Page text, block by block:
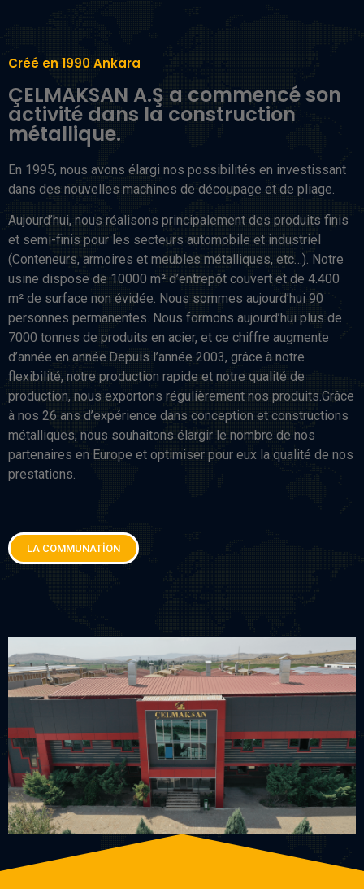
Créé en 1990 Ankara
ÇELMAKSAN A.Ş a commencé son
activité dans la construction
métallique.
En 1995, nous avons élargi nos possibilités en investissant
dans des nouvelles machines de découpage et de pliage.
Aujourd’hui, nous réalisons principalement des produits finis
et semi-finis pour les secteurs automobile et industriel
(Conteneurs, armoires et meubles métalliques, etc…). Notre
usine dispose de 10000 m² d’entrepôt couvert et de 4.400
m² de surface non évidée. Nous sommes aujourd’hui 90
personnes permanentes. Nous formons aujourd’hui plus de
7000 tonnes de produits en acier, et ce chiffre augmente
d’année en année.Depuis l’année 2003, grâce à notre
flexibilité, notre production rapide et notre qualité de
production, nous exportons régulièrement nos produits.Grâce
à nos 26 ans d’expérience dans conception et constructions
métalliques, nous souhaitons élargir le nombre de nos
partenaires en Europe et optimiser pour eux la qualité de nos
prestations.
LA COMMUNATİON